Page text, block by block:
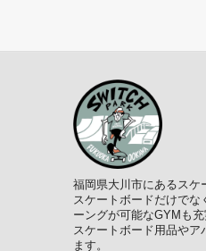
福岡県大川市にあるスケ
スケートボードだけで
ーングが可能なGYMも
スケートボード用品やア
ます。